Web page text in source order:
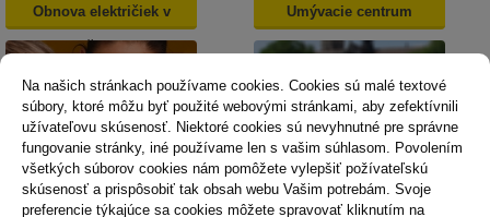
Na našich stránkach používame cookies. Cookies sú malé textové
súbory, ktoré môžu byť použité webovými stránkami, aby zefektívnili
užívateľovu skúsenosť. Niektoré cookies sú nevyhnutné pre správne
fungovanie stránky, iné používame len s vašim súhlasom. Povolením
všetkých súborov cookies nám pomôžete vylepšiť požívateľskú
skúsenosť a prispôsobiť tak obsah webu Vašim potrebám. Svoje
preferencie týkajúce sa cookies môžete spravovať kliknutím na
Obnova električiek v
Košiciach
Umývacie centrum
Dopravná psychológia Mestská karta